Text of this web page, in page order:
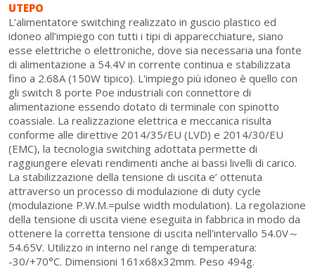
UTEPO
L’alimentatore switching realizzato in guscio plastico ed
idoneo all’impiego con tutti i tipi di apparecchiature, siano
esse elettriche o elettroniche, dove sia necessaria una fonte
di alimentazione a 54.4V in corrente continua e stabilizzata
fino a 2.68A (150W tipico). L'impiego più idoneo è quello con
gli switch 8 porte Poe industriali con connettore di
alimentazione essendo dotato di terminale con spinotto
coassiale. La realizzazione elettrica e meccanica risulta
conforme alle direttive 2014/35/EU (LVD) e 2014/30/EU
(EMC), la tecnologia switching adottata permette di
raggiungere elevati rendimenti anche ai bassi livelli di carico.
La stabilizzazione della tensione di uscita e’ ottenuta
attraverso un processo di modulazione di duty cycle
(modulazione P.W.M.=pulse width modulation). La regolazione
della tensione di uscita viene eseguita in fabbrica in modo da
ottenere la corretta tensione di uscita nell'intervallo 54.0V～
54.65V. Utilizzo in interno nel range di temperatura:
-30/+70°C. Dimensioni 161x68x32mm. Peso 494g.